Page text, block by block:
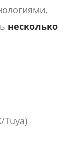
несколько
Tuya)